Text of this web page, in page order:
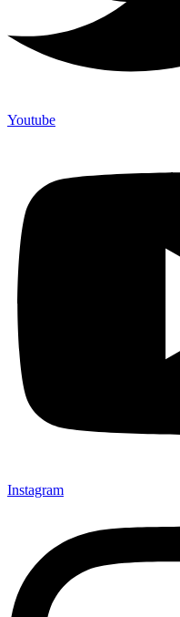
Youtube
Instagram